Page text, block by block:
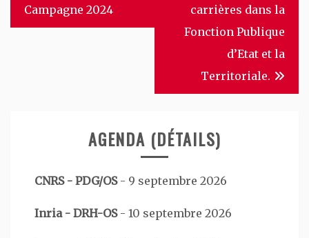
Campagne 2024
carrières dans la
Fonction Publique
d’Etat et la
Territoriale.
AGENDA (DÉTAILS)
CNRS - PDG/OS- 9 septembre 2026
Inria - DRH-OS- 10 septembre 2026